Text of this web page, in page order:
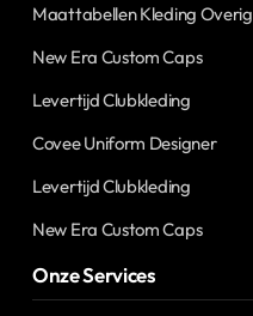
Maattabellen Kleding Overig
New Era Custom Caps
Levertijd Clubkleding
Covee Uniform Designer
Levertijd Clubkleding
New Era Custom Caps
Onze Services